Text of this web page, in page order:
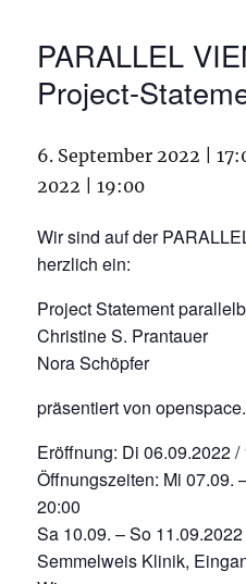
PARALLEL
Project-
6. September 2022 |
2022 | 19:00
Wir sind auf der
herzlich ein:
Project Statement
Christine S. Prantauer
Nora Schöpfer
präsentiert von
Eröffnung: Di 06.09.2022 /
Öffnungszeiten: Mi 07.09.
20:00
Sa 10.09. – So
Semmelweis Klinik,